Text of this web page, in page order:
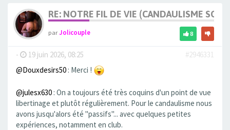
RE: NOTRE FIL DE VIE (CANDAULISME
parJolicouple 8
- 19 juin 2026, 08:25
#2946331
@Douxdesirs50 : Merci !
@julesx630 : On a toujours été très coquins d'un point de vue
libertinage et plutôt régulièrement. Pour le candaulisme nous
avons jusqu'alors été "passifs"... avec quelques petites
expériences, notamment en club.